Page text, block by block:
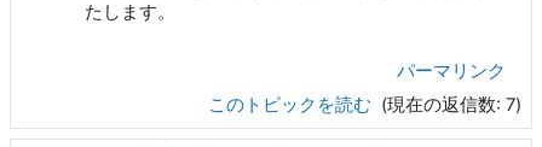
たします。
パーマリンク
このトピックを読む (現在の返信数: 7)